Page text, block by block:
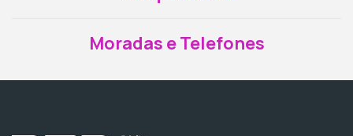
Moradas e Telefones